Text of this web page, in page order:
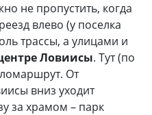
не пропустить, когда
влево (у поселка
трассы, а улицами и
Ловиисы. Тут (по
От
вниз уходит
за храмом – парк